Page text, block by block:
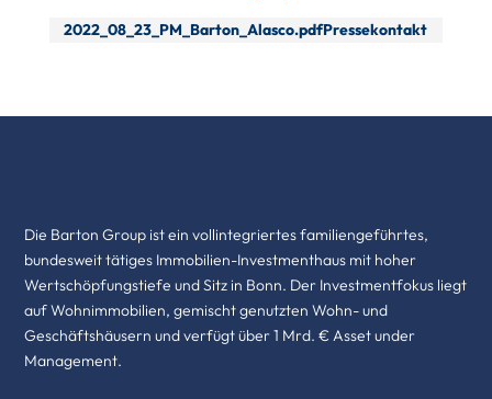
2022_08_23_PM_Barton_Alasco.pdfPressekontakt
Die Barton Group ist ein vollintegriertes familiengeführtes,
bundesweit tätiges Immobilien-Investmenthaus mit hoher
Wertschöpfungstiefe und Sitz in Bonn. Der Investmentfokus liegt
auf Wohnimmobilien, gemischt genutzten Wohn- und
Geschäftshäusern und verfügt über 1 Mrd. € Asset under
Management.